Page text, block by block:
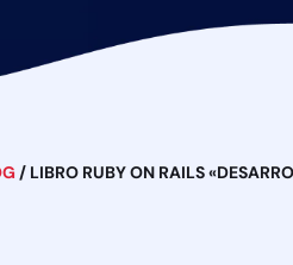
/ LIBRO RUBY ON RAILS